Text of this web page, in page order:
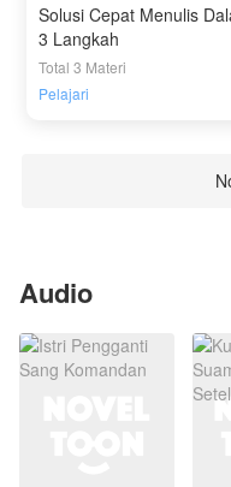
Solusi Cepat Menulis
3 Langkah
Total 3 Materi
Pelajari
Audio